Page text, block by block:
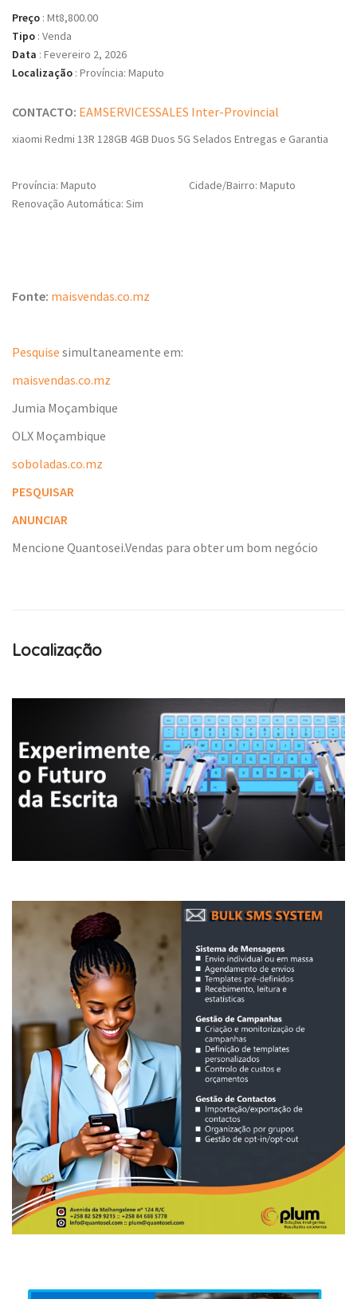
Preço : Mt8,800.00
Tipo : Venda
Data : Fevereiro 2, 2026
Localização : Província: Maputo
CONTACTO: EAMSERVICESSALES Inter-Provincial
xiaomi Redmi 13R 128GB 4GB Duos 5G Selados Entregas e Garantia
Província: Maputo
Cidade/Bairro: Maputo
Renovação Automática: Sim
Fonte: maisvendas.co.mz
Pesquise simultaneamente em:
maisvendas.co.mz
Jumia Moçambique
OLX Moçambique
soboladas.co.mz
PESQUISAR
ANUNCIAR
Mencione Quantosei.Vendas para obter um bom negócio
Localização